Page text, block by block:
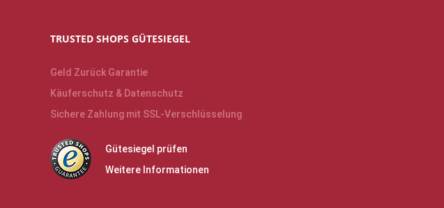
TRUSTED SHOPS GÜTESIEGEL
Geld Zurück Garantie
Käuferschutz & Datenschutz
Sichere Zahlung mit SSL-Verschlüsselung
Gütesiegel prüfen
Weitere Informationen